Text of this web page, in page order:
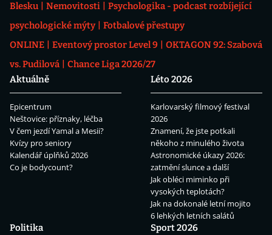
Blesku
Nemovitosti
Psychologika - podcast rozbíjející
psychologické mýty
Fotbalové přestupy
ONLINE
Eventový prostor Level 9
OKTAGON 92: Szabová
vs. Pudilová
Chance Liga 2026/27
Aktuálně
Epicentrum
Neštovice: příznaky, léčba
V čem jezdí Yamal a Mesii?
Kvízy pro seniory
Kalendář úplňků 2026
Co je bodycount?
Léto 2026
Karlovarský filmový festival
2026
Znamení, že jste potkali
někoho z minulého života
Astronomické úkazy 2026:
zatmění slunce a další
Jak obléci miminko při
vysokých teplotách?
Jak na dokonalé letní mojito
6 lehkých letních salátů
Politika
Sport 2026